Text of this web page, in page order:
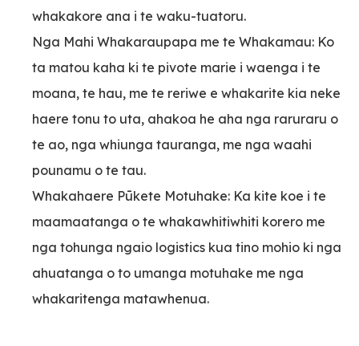
whakakore ana i te waku-tuatoru.
Nga Mahi Whakaraupapa me te Whakamau: Ko
ta matou kaha ki te pivote marie i waenga i te
moana, te hau, me te reriwe e whakarite kia neke
haere tonu to uta, ahakoa he aha nga raruraru o
te ao, nga whiunga tauranga, me nga waahi
pounamu o te tau.
Whakahaere Pūkete Motuhake: Ka kite koe i te
maamaatanga o te whakawhitiwhiti korero me
nga tohunga ngaio logistics kua tino mohio ki nga
ahuatanga o to umanga motuhake me nga
whakaritenga matawhenua.